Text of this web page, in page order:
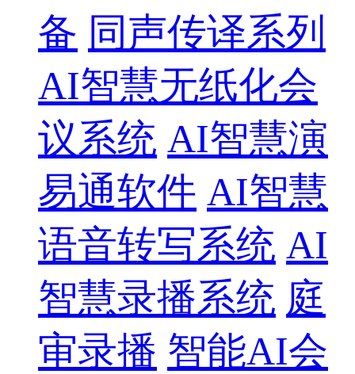
备 同声传译系列
AI智慧无纸化会
议系统 AI智慧演
易通软件 AI智慧
语音转写系统 AI
智慧录播系统 庭
审录播 智能AI会